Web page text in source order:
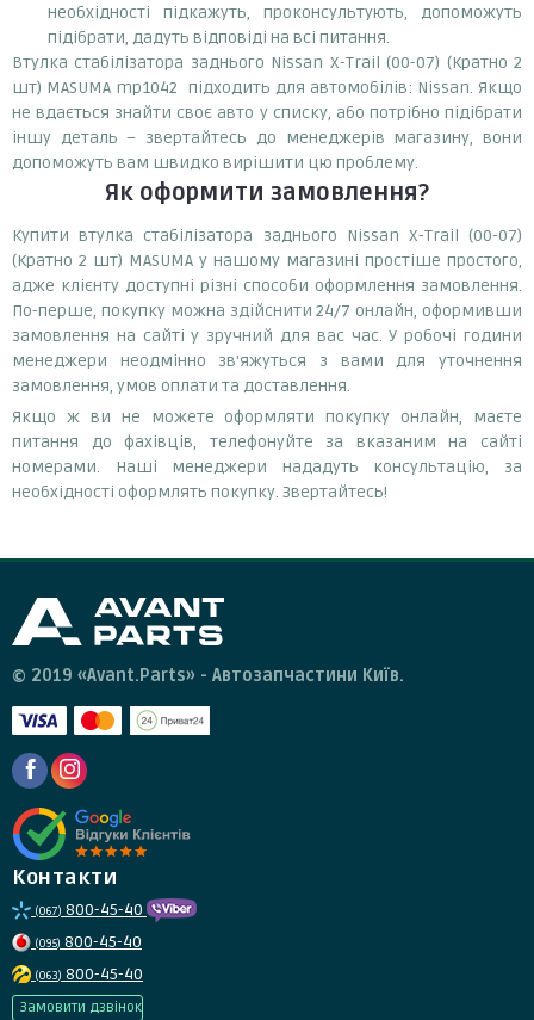
необхідності підкажуть, проконсультують, допоможуть
підібрати, дадуть відповіді на всі питання.
Втулка стабілізатора заднього Nissan X-Trail (00-07) (Кратно 2
шт) MASUMA mp1042 підходить для автомобілів: Nissan. Якщо
не вдається знайти своє авто у списку, або потрібно підібрати
іншу деталь – звертайтесь до менеджерів магазину, вони
допоможуть вам швидко вирішити цю проблему.
Як оформити замовлення?
Купити втулка стабілізатора заднього Nissan X-Trail (00-07)
(Кратно 2 шт) MASUMA у нашому магазині простіше простого,
адже клієнту доступні різні способи оформлення замовлення.
По-перше, покупку можна здійснити 24/7 онлайн, оформивши
замовлення на сайті у зручний для вас час. У робочі години
менеджери неодмінно зв'яжуться з вами для уточнення
замовлення, умов оплати та доставлення.
Якщо ж ви не можете оформляти покупку онлайн, маєте
питання до фахівців, телефонуйте за вказаним на сайті
номерами. Наші менеджери нададуть консультацію, за
необхідності оформлять покупку. Звертайтесь!
© 2019 «Avant.Parts» - Автозапчастини Київ.
Контакти
(067) 800-45-40
(095) 800-45-40
(063) 800-45-40
Замовити дзвінок